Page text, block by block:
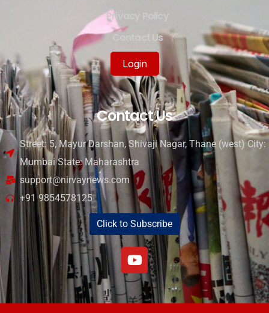
Privacy Policy
Contact Us
Login
Contact Us
Street: 5, Mayur Darshan, Shivaji Nagar, Thane (west) City:
Mumbai State: Maharashtra
support@nirvaynews.com
+91 9854578125
Click to Subscribe